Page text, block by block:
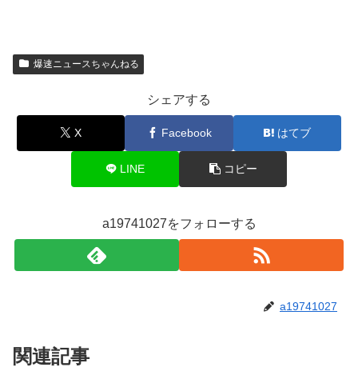
爆速ニュースちゃんねる
シェアする
X Facebook はてブ
LINE コピー
a19741027をフォローする
a19741027
関連記事